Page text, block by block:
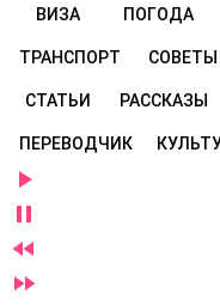
ВИЗА ПОГОДА
ТРАНСПОРТ СОВЕТЫ
СТАТЬИ РАССКАЗЫ
ПЕРЕВОДЧИК



